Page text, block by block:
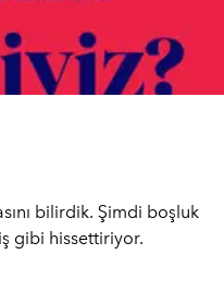
bilirdik. Şimdi boşluk
gibi hissettiriyor.